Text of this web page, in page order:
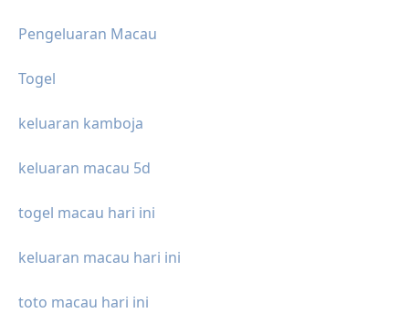
Pengeluaran Macau
Togel
keluaran kamboja
keluaran macau 5d
togel macau hari ini
keluaran macau hari ini
toto macau hari ini